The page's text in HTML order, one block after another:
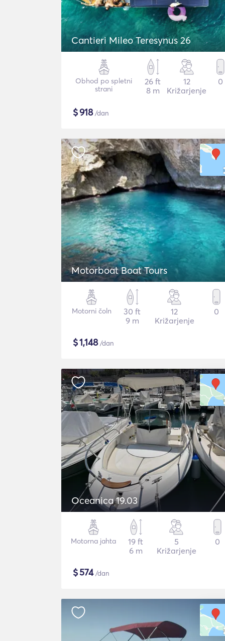
Cantieri Mileo Teresynus 26
Obhod po spletni
strani
26 ft
8 m
12
Križarjenje
0
$918/dan
Motorboat Boat Tours
Motorni čoln
30 ft
9 m
12
Križarjenje
0
$1,148/dan
Oceanica 19.03
Motorna jahta
19 ft
6 m
5
Križarjenje
0
$574/dan